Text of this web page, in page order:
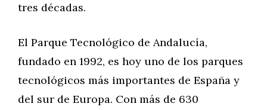
tres décadas.
El Parque Tecnológico de Andalucía,
fundado en 1992, es hoy uno de los parques
tecnológicos más importantes de España y
del sur de Europa. Con más de 630